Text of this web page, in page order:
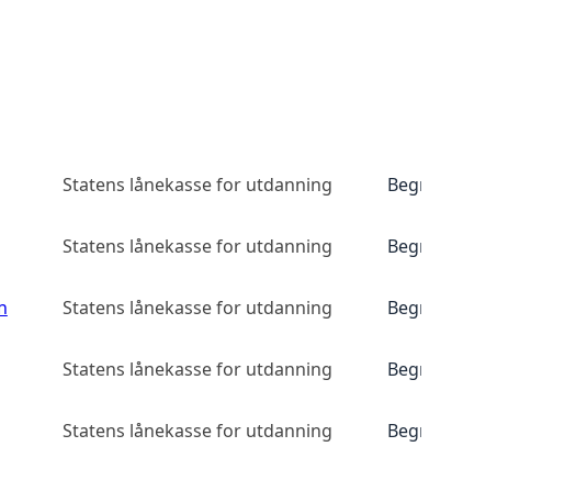
Statens lånekasse for utdanning Begrenset tilgang
Statens lånekasse for utdanning Begrenset tilgang
Statens lånekasse for utdanning Begrenset tilgang
Statens lånekasse for utdanning Begrenset tilgang
Statens lånekasse for utdanning Begrenset tilgang